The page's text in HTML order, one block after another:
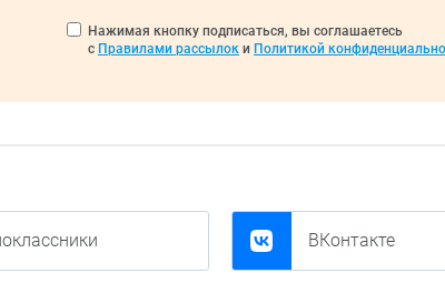
Нажимая кнопку подписаться, вы соглашаетесь
с Правилами рассылок и Политикой
ВКонтакте